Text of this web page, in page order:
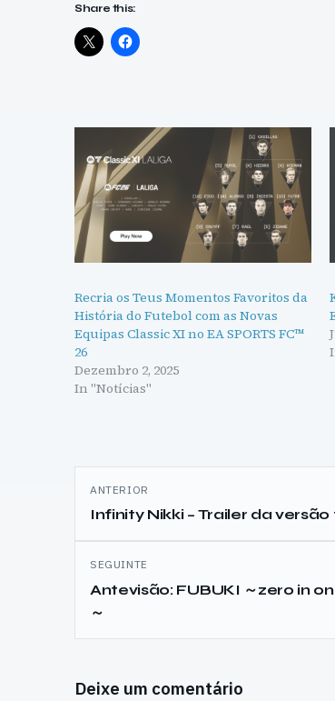
Share this:
Recria os Teus Momentos Favoritos da
História do Futebol com as Novas
Equipas Classic XI no EA SPORTS FC™
26
Dezembro 2, 2025
In "Notícias"
Navegação
de
artigos
ANTERIOR
Infinity Nikki – Trailer da versão
SEGUINTE
Antevisão: FUBUKI ～zero in
～
Deixe um comentário